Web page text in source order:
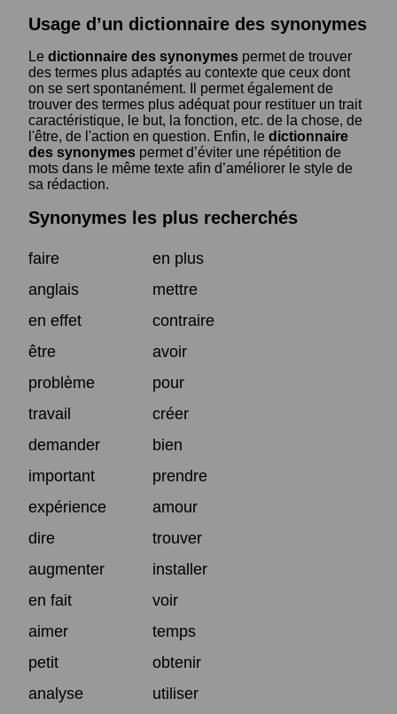
Usage d’un dictionnaire des synonymes
Le dictionnaire des synonymes permet de trouver
des termes plus adaptés au contexte que ceux dont
on se sert spontanément. Il permet également de
trouver des termes plus adéquat pour restituer un trait
caractéristique, le but, la fonction, etc. de la chose, de
l'être, de l'action en question. Enfin, le dictionnaire
des synonymes permet d’éviter une répétition de
mots dans le même texte afin d’améliorer le style de
sa rédaction.
Synonymes les plus recherchés
faire
en plus
anglais
mettre
en effet
contraire
être
avoir
problème
pour
travail
créer
demander
bien
important
prendre
expérience
amour
dire
trouver
augmenter
installer
en fait
voir
aimer
temps
petit
obtenir
analyse
utiliser